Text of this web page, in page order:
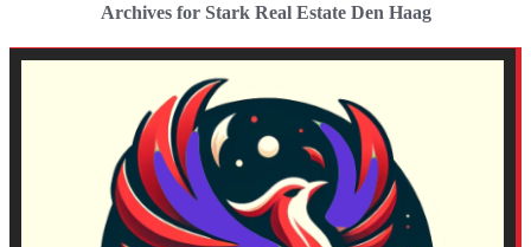
Archives for Stark Real Estate Den Haag